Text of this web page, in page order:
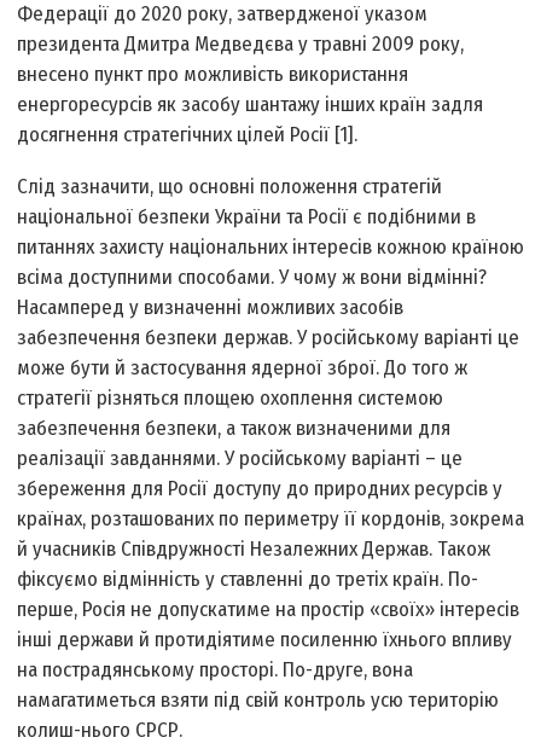
Федерації до 2020 року, затвердженої указом
президента Дмитра Медведєва у травні 2009 року,
внесено пункт про можливість використання
енергоресурсів як засобу шантажу інших країн задля
досягнення стратегічних цілей Росії [1].
Слід зазначити, що основні положення стратегій
національної безпеки України та Росії є подібними в
питаннях захисту національних інтересів кожною країною
всіма доступними способами. У чому ж вони відмінні?
Насамперед у визначенні можливих засобів
забезпечення безпеки держав. У російському варіанті це
може бути й застосування ядерної зброї. До того ж
стратегії різняться площею охоплення системою
забезпечення безпеки, а також визначеними для
реалізації завданнями. У російському варіанті – це
збереження для Росії доступу до природних ресурсів у
країнах, розташованих по периметру її кордонів, зокрема
й учасників Співдружності Незалежних Держав. Також
фіксуємо відмінність у ставленні до третіх країн. По-
перше, Росія не допускатиме на простір «своїх» інтересів
інші держави й протидіятиме посиленню їхнього впливу
на пострадянському просторі. По-друге, вона
намагатиметься взяти під свій контроль усю територію
колиш-нього СРСР.